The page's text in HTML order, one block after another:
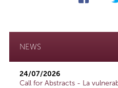
NEWS
24/07/2026
Call for Abstracts - La